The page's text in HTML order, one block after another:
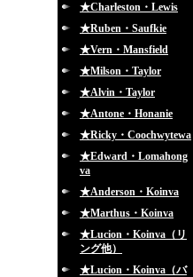
★Charleston・Lewis
★Ruben・Saufkie
★Vern・Mansfield
★Milson・Taylor
★Alvin・Taylor
★Antone・Honanie
★Ricky・Coochwytewa
★Edward・Lomahong
va
★Anderson・Koinva
★Marthus・Koinva
★Lucion・Koinva（リ
ング他）
★Lucion・Koinva（バ